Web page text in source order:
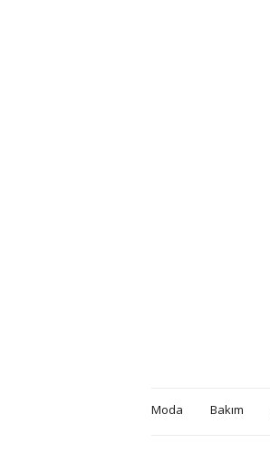
Moda Bakım